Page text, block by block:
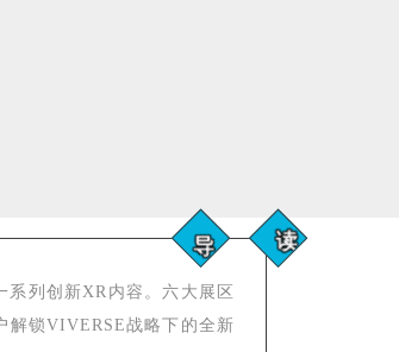
导 读
系列创新XR内容。六大展区
解锁VIVERSE战略下的全新